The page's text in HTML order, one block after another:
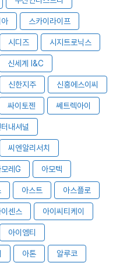
스카이라이프
시디즈 시지트로닉스
신세계 I&C
신한지주 신흥에스이씨
싸이토젠 쎄트렉아이
내셔널
씨엔알리서치
모레G 아모텍
아스트 아스플로
이센스 아이씨티케이
아이엠티
아톤 알루코